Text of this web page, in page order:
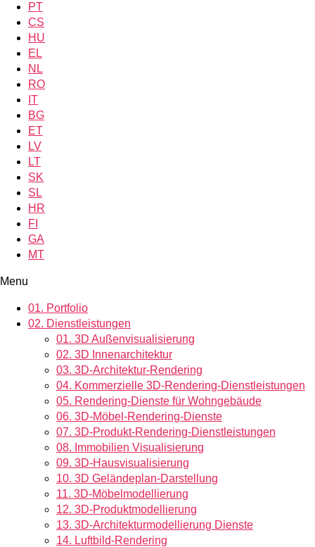
PT
CS
HU
EL
NL
RO
IT
BG
ET
LV
LT
SK
SL
HR
FI
GA
MT
Menu
01. Portfolio
02. Dienstleistungen
01. 3D Außenvisualisierung
02. 3D Innenarchitektur
03. 3D-Architektur-Rendering
04. Kommerzielle 3D-Rendering-Dienstleistungen
05. Rendering-Dienste für Wohngebäude
06. 3D-Möbel-Rendering-Dienste
07. 3D-Produkt-Rendering-Dienstleistungen
08. Immobilien Visualisierung
09. 3D-Hausvisualisierung
10. 3D Geländeplan-Darstellung
11. 3D-Möbelmodellierung
12. 3D-Produktmodellierung
13. 3D-Architekturmodellierung Dienste
14. Luftbild-Rendering